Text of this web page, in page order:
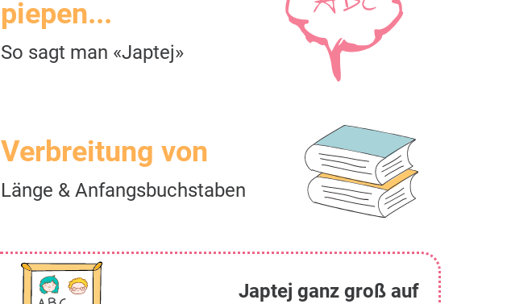
piepen...
So sagt man «Japtej»
Verbreitung von
Länge & Anfangsbuchstaben
Japtej ganz groß auf